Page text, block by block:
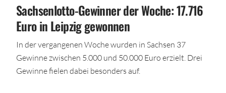
Sachsenlotto-Gewinner der Woche: 17.716
Euro in Leipzig gewonnen
In der vergangenen Woche wurden in Sachsen 37
Gewinne zwischen 5.000 und 50.000 Euro erzielt. Drei
Gewinne fielen dabei besonders auf.